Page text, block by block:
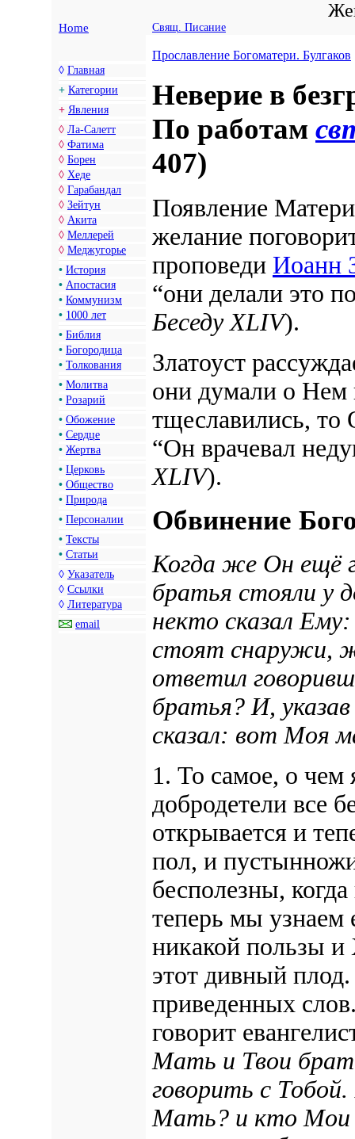
Home Свящ. Писание
◊ Главная
+ Категории
+ Явления
◊ Ла-Салетт
◊ Фатима
◊ Борен
◊ Хеде
◊ Гарабандал
◊ Зейтун
◊ Акита
◊ Меллерей
◊ Меджугорье
• История
• Апостасия
• Коммунизм
• 1000 лет
• Библия
• Богородица
• Толкования
• Молитва
• Розарий
• Обожение
• Сердце
• Жертва
• Церковь
• Общество
• Природа
• Персоналии
• Тексты
• Статьи
◊ Указатель
◊ Ссылки
◊ Литература
email
Прославление Богоматери. Булгаков
Неверие в
По работам
407)
Появление
желание
проповеди Иоанн
“они делали это
Беседу XLIV).
Златоуст
они думали о Нем
тщеславились, то
“Он врачевал
XLIV).
Обвинение
Когда же Он ещё
братья стояли у
некто сказал
стоят снаружи,
ответил
братья? И,
сказал: вот Моя
1. То самое, о чем
добродетели все
открывается и
пол, и
бесполезны,
теперь мы
никакой пользы и
этот дивный плод.
приведенных
говорит
Мать и Твои
говорить с Тобой.
Мать? и кто Мои